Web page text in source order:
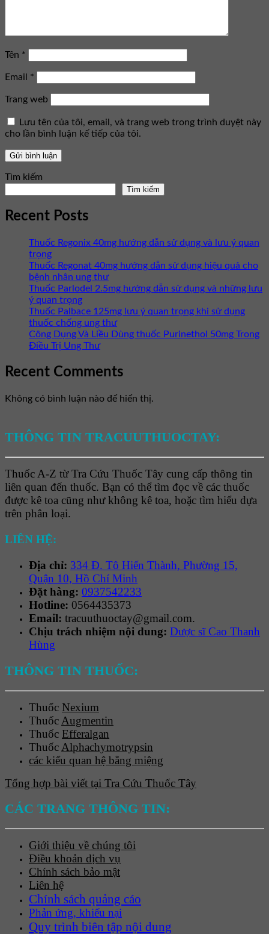
Tên *
Email *
Trang web
Lưu tên của tôi, email, và trang web trong trình duyệt này
cho lần bình luận kế tiếp của tôi.
Tìm kiếm
Tìm kiếm
Recent Posts
Thuốc Regonix 40mg hướng dẫn sử dụng và lưu ý quan
trọng
Thuốc Regonat 40mg hướng dẫn sử dụng hiệu quả cho
bệnh nhân ung thư
Thuốc Parlodel 2.5mg hướng dẫn sử dụng và những lưu
ý quan trọng
Thuốc Palbace 125mg lưu ý quan trọng khi sử dụng
thuốc chống ung thư
Công Dụng Và Liều Dùng thuốc Purinethol 50mg Trong
Điều Trị Ung Thư
Recent Comments
Không có bình luận nào để hiển thị.
THÔNG TIN TRACUUTHUOCTAY:
Thuốc A-Z từ Tra Cứu Thuốc Tây cung cấp thông tin
liên quan đến thuốc. Bạn có thể tìm đọc về các thuốc
được kê toa cũng như không kê toa, hoặc tìm hiểu dựa
trên phân loại.
LIÊN HỆ:
Địa chỉ: 334 Đ. Tô Hiến Thành, Phường 15,
Quận 10, Hồ Chí Minh
Đặt hàng: 0937542233
Hotline: 0564435373
Email: tracuuthuoctay@gmail.com.
Chịu trách nhiệm nội dung: Dược sĩ Cao Thanh
Hùng
THÔNG TIN THUỐC:
Thuốc Nexium
Thuốc Augmentin
Thuốc Efferalgan
Thuốc Alphachymotrypsin
các kiểu quan hệ bằng miệng
Tổng hợp bài viết tại Tra Cứu Thuốc Tây
CÁC TRANG THÔNG TIN:
Giới thiệu về chúng tôi
Điều khoản dịch vụ
Chính sách bảo mật
Liên hệ
Chính sách quảng cáo
Phản ứng, khiếu nại
Quy trình biên tập nội dung